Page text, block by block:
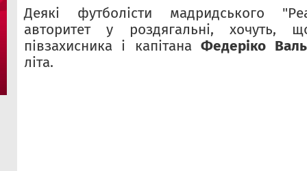
Деякі футболісти мадридського
авторитет у роздягальні, хочуть,
півзахисника і капітанаФедеріко
літа.